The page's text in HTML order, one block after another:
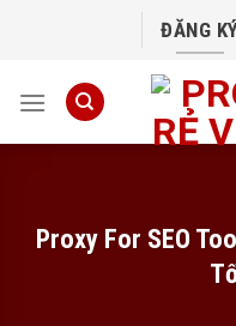
ĐĂNG
Proxy For SEO